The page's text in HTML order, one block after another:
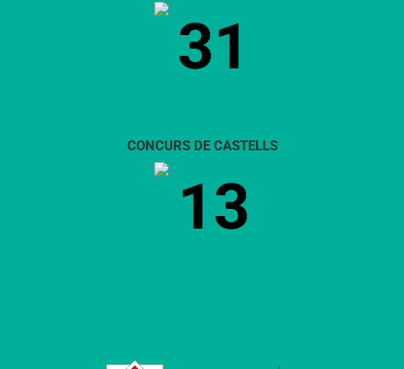
31
CONCURS DE CASTELLS
13